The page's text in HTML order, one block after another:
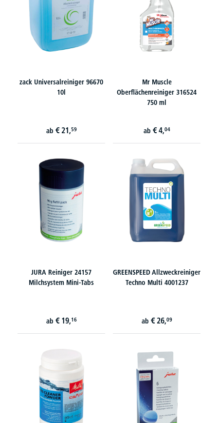
zack Universalreiniger 96670
10l
ab € 21,59
Mr Muscle
Oberflächenreiniger 316524
750 ml
ab € 4,04
JURA Reiniger 24157
Milchsystem Mini-Tabs
ab € 19,16
GREENSPEED Allzweckreiniger
Techno Multi 4001237
ab € 26,09